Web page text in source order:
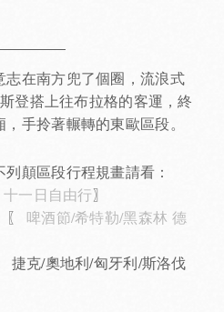
志在南方兜了個圈，流浪式
登搭上往布拉格的客運，終
手拎著輾轉的東歐區段。
顛區段行程規畫請看：
一日自由行〗
啤酒節/希特勒/黑森林 德
捷克/奧地利/匈牙利/斯洛伐